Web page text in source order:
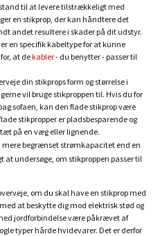
til at levere tilstrækkeligt med
en stikprop, der kan håndtere det
andet resultere i skader på dit udstyr.
en specifik kabeltype for at kunne
at dekabler- du benytter - passer til
din stikprops form og størrelse i
vil bruge stikproppen til. Hvis du for
sofaen, kan den flade stikprop være
stikpropper er pladsbesparende og
på en væg eller lignende.
mere begrænset strømkapacitet end en
at undersøge, om stikproppen passer til
om du skal have en stikprop med
at beskytte dig mod elektrisk stød og
jordforbindelse være påkrævet af
typer hårde hvidevarer. Det er derfor